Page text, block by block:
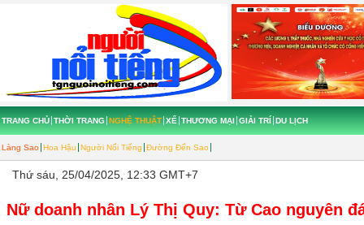
TRANG CHỦ THỜI TRANG NGHỆ THUẬT
Làng Sao Hoa Hậu Người Nổi Tiếng Đường Đến Sao
XẾ THƯƠNG MẠI GIẢI TRÍ DU LỊCH
Thứ sáu, 25/04/2025, 12:33 GMT+7
Nữ doanh nhân Lý Thị Quy: Từ Cao nguyên